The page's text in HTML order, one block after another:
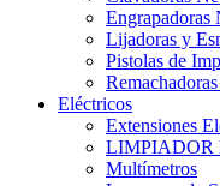
Engrapadoras
Lijadoras y
Pistolas de
Eléctricos
Extensiones
LIMPIADOR
Multímetros